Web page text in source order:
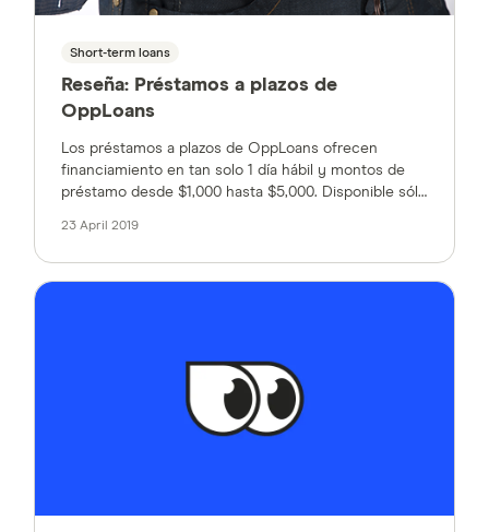
Short-term loans
Reseña: Préstamos a plazos de
OppLoans
Los préstamos a plazos de OppLoans ofrecen
financiamiento en tan solo 1 día hábil y montos de
préstamo desde $1,000 hasta $5,000. Disponible sólo
para mantenerte hasta tu próximo día de pago.
23 April 2019